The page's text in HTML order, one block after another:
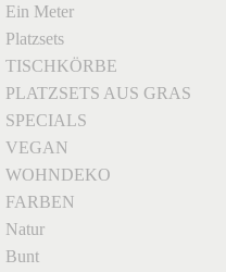
Ein Meter
Platzsets
TISCHKÖRBE
PLATZSETS AUS GRAS
SPECIALS
VEGAN
WOHNDEKO
FARBEN
Natur
Bunt